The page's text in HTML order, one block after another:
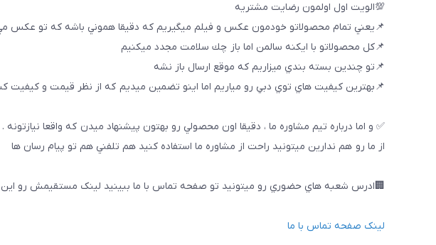
💯الويت اول اولمون رضايت مشتريه
📌يعني تمام محصولاتو خودمون عكس و فيلم ميگيريم كه دقيقا هموني باشه كه تو عكس
📌كل محصولاتو با ايكنه سالمن اما باز چك سلامت مجدد ميكنيم
📌تو چندين بسته بندي ميزاريم كه موقع ارسال باز نشه
📌بهترين كيفيت هاي توي دبي رو مياريم اما اينو تضمين ميديم كه از نظر قيمت و كيفيت
✅ و اما درباره تيم مشاوره ما ، دقيقا اون محصولي رو بهتون پيشنهاد ميدن كه واقعا
از ما رو هم ندارين ميتونيد راحت از مشاوره ما استفاده كنيد هم تلفني هم تو پيام رسان ها
🏢ادرس شعبه هاي حضوري رو ميتونيد تو صفحه تماس با ما ببینيد لینک مستقیمش رو این
لینک صفحه تماس با ما